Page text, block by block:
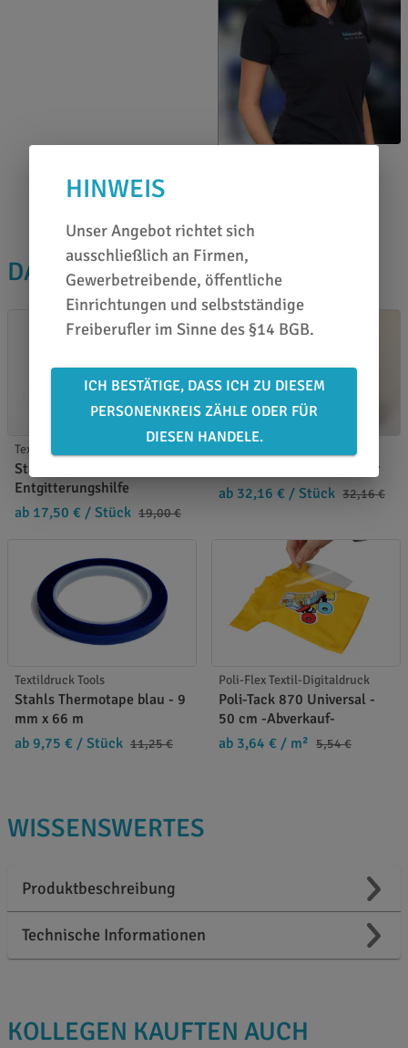
DAS PASST DAZU
Textildruck Tools
Stahls LED Weeder -
Entgitterungshilfe
ab 17,50 € / Stück 19,00 €
Tesa Thermotape Abroller
ab 32,16 € / Stück 32,16 €
Textildruck Tools
Stahls Thermotape blau - 9
mm x 66 m
ab 9,75 € / Stück 11,25 €
Poli-Flex Textil-Digitaldruck
Poli-Tack 870 Universal -
50 cm -Abverkauf-
ab 3,64 € / m² 5,54 €
WISSENSWERTES
Produktbeschreibung
Technische Informationen
KOLLEGEN KAUFTEN AUCH
HINWEIS
Unser Angebot richtet sich
ausschließlich an Firmen,
Gewerbetreibende, öffentliche
Einrichtungen und selbstständige
Freiberufler im Sinne des §14 BGB.
ICH BESTÄTIGE, DASS ICH ZU DIESEM
PERSONENKREIS ZÄHLE ODER FÜR
DIESEN HANDELE.